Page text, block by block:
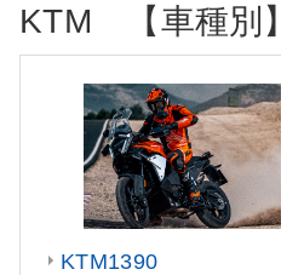
KTM 【車種別】
KTM1390